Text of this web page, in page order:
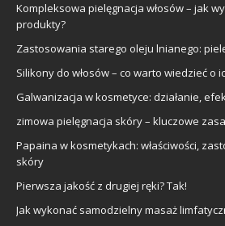
Kompleksowa pielęgnacja włosów – jak
produkty?
Zastosowania starego oleju lnianego:
Silikony do włosów – co warto wiedzieć o
Galwanizacja w kosmetyce: działanie,
zimowa pielęgnacja skóry – kluczowe
Papaina w kosmetykach: właściwości,
skóry
Pierwsza jakość z drugiej ręki? Tak!
Jak wykonać samodzielny masaż